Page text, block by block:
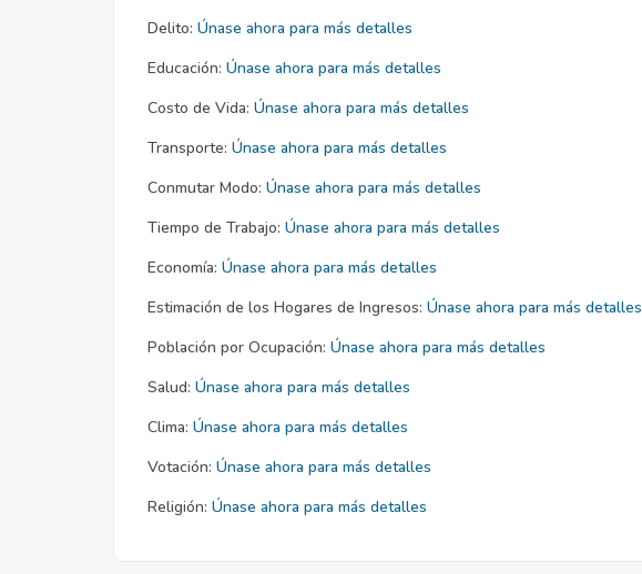
Delito: Únase ahora para más detalles
Educación: Únase ahora para más detalles
Costo de Vida: Únase ahora para más detalles
Transporte: Únase ahora para más detalles
Conmutar Modo: Únase ahora para más detalles
Tiempo de Trabajo: Únase ahora para más detalles
Economía: Únase ahora para más detalles
Estimación de los Hogares de Ingresos: Únase ahora para más detalles
Población por Ocupación: Únase ahora para más detalles
Salud: Únase ahora para más detalles
Clima: Únase ahora para más detalles
Votación: Únase ahora para más detalles
Religión: Únase ahora para más detalles